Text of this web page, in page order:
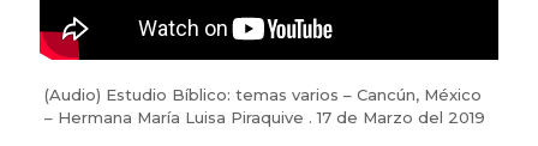
(Audio) Estudio Bíblico: temas varios – Cancún, México
– Hermana María Luisa Piraquive . 17 de Marzo del 2019